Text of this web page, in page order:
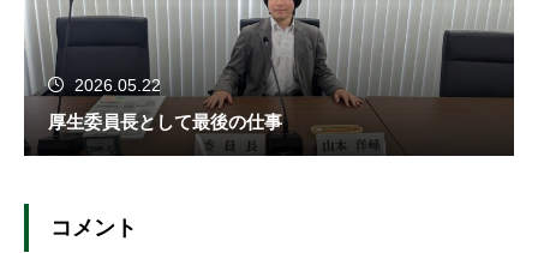
2026.05.22
厚生委員長として最後の仕事
コメント